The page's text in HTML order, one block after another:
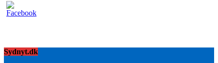
Sydnyt.dk